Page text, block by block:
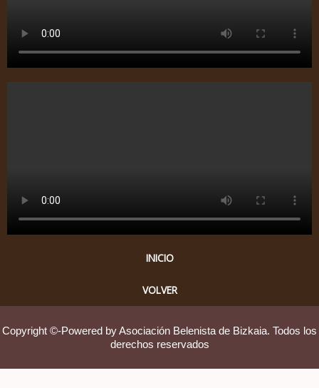
INICIO
VOLVER
Copyright ©-Powered by Asociación Belenista de Bizkaia. Todos los
derechos reservados